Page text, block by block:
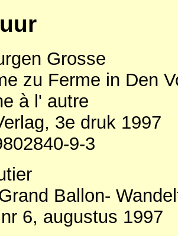
Grosse
zu Ferme in Den
à l' autre
3e druk 1997
9-3
Ballon-
6, augustus 1997